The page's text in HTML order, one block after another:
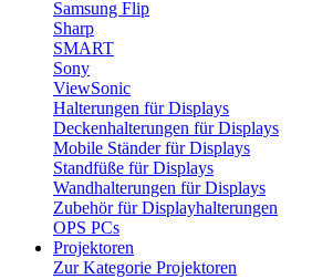
Samsung Flip
Sharp
SMART
Sony
ViewSonic
Halterungen für Displays
Deckenhalterungen für Displays
Mobile Ständer für Displays
Standfüße für Displays
Wandhalterungen für Displays
Zubehör für Displayhalterungen
OPS PCs
Projektoren
Zur Kategorie Projektoren